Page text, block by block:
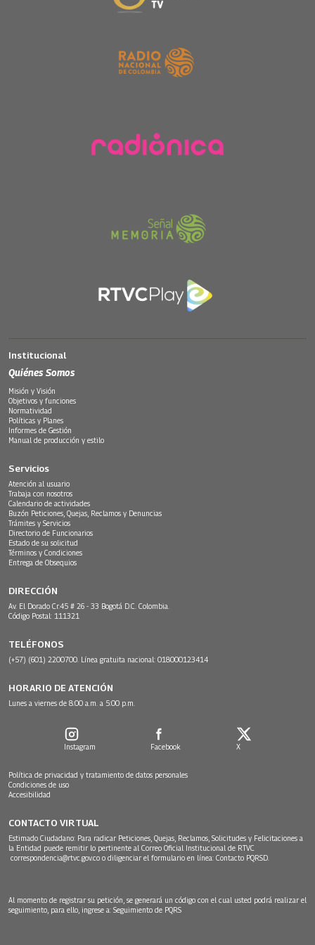
Institucional
Quiénes Somos
Misión y Visión
Objetivos y funciones
Normatividad
Políticas y Planes
Informes de Gestión
Manual de producción y estilo
Servicios
Atención al usuario
Trabaja con nosotros
Calendario de actividades
Buzón Peticiones, Quejas, Reclamos y Denuncias
Trámites y Servicios
Directorio de Funcionarios
Estado de su solicitud
Términos y Condiciones
Entrega de Obsequios
DIRECCIÓN
Av. El Dorado Cr.45 # 26 - 33 Bogotá D.C. Colombia.
Código Postal: 111321
TELÉFONOS
(+57) (601) 2200700. Línea gratuita nacional: 018000123414
HORARIO DE ATENCIÓN
Lunes a viernes de 8:00 a.m. a 5:00 p.m.
Instagram Facebook X
Política de privacidad y tratamiento de datos personales
Condiciones de uso
Accesibilidad
CONTACTO VIRTUAL
Estimado Ciudadano: Para radicar Peticiones, Quejas, Reclamos, Solicitudes y Felicitaciones a
la Entidad puede remitir lo pertinente al Correo Oficial Institucional de RTVC
correspondencia@rtvc.gov.co o diligenciar el formulario en línea: Contacto PQRSD.
Al momento de registrar su petición, se generará un código con el cual usted podrá realizar el
seguimiento, para ello, ingrese a: Seguimiento de PQRS